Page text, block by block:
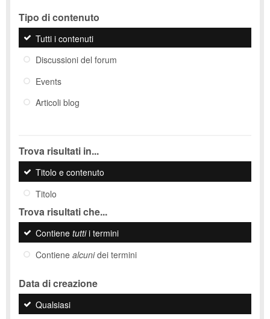
Tipo di contenuto
Tutti i contenuti
Discussioni del forum
Events
Articoli blog
Trova risultati in...
Titolo e contenuto
Titolo
Trova risultati che...
Contiene tuttii termini
Contiene alcunidei termini
Data di creazione
Qualsiasi